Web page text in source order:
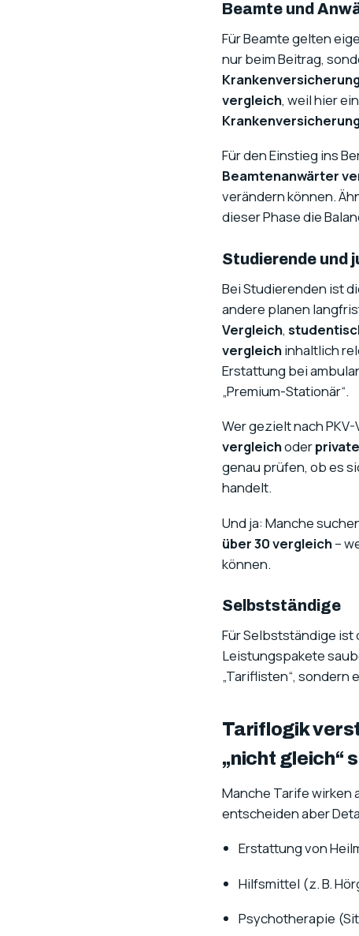
Beamte und
Für Beamte gelten
nur beim Beitrag,
vergleich, weil hier
Für den Einstieg ins
Beamtenanwärter
verändern können.
dieser Phase die
Studierende und
Bei Studierenden ist
andere planen
Vergleich,
vergleichinhaltlich
Erstattung bei
„Premium-Stationär“.
Wer gezielt nach
vergleichoder
genau prüfen, ob es
handelt.
Und ja: Manche
über 30 vergleich–
können.
Selbstständige
Für Selbstständige ist
Leistungspakete
„Tariflisten“,
Tariflogik
„nicht gleich“
Manche Tarife wirken
entscheiden aber
Erstattung von
Hilfsmittel (z. B.
Psychotherapie